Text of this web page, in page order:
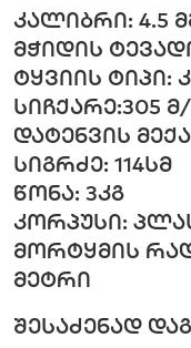
კალიბრი: 4.5
მჭიდის
ტყვიის ტიპი:
სიჩქარე:305
დატენვის
სიგრძე: 114სმ
წონა: 3კგ
კორპუსი:
მორტყმის
მეტრი
შესაძენად